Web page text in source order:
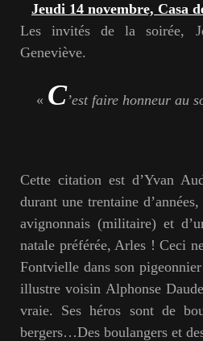
Jeudi 14 novembre, Casa
Les invités de la soirée,
Geneviève.
« C’est faire honneur au
Cette citation est d’Yvan
durant une trentaine
avignonnais (militaire) et
natale préférée, Arles ! Ceci
Fontvielle dans son
illustre voisin Alphonse
vraie. Ses héros sont de
bergers…Des boulangers et